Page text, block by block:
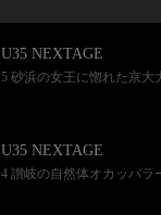
U35 NEXTAGE
5 砂浜の女王に惚れた京大
U35 NEXTAGE
4 讃岐の自然体オカッパラ